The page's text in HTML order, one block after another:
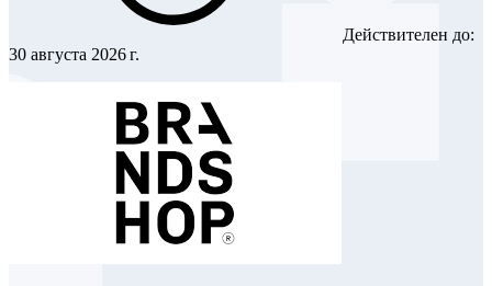
Действителен до:
30 августа 2026 г.